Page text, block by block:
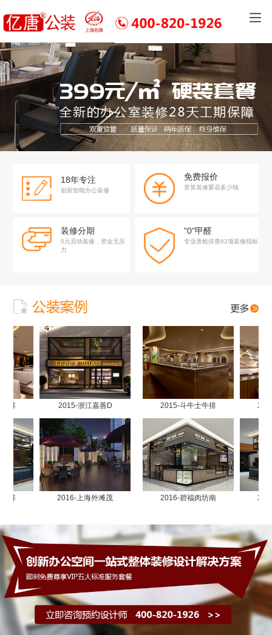
18年专注
创新智能办公装修
免费报价
算算装修要花多少钱
装修分期
0元启动装修，资金无压
力
"0"甲醛
专业质检排查62项装修指标
2015-浙江嘉善D
2016-上海外滩茂
2015-斗牛士牛排
2016-碧福肉坊南